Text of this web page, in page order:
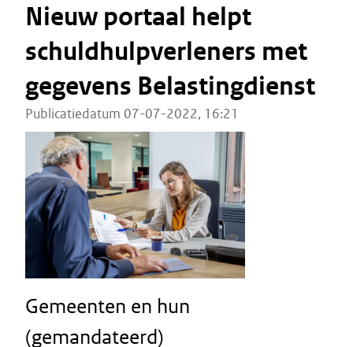
Nieuw portaal helpt
schuldhulpverleners met
gegevens Belastingdienst
Publicatiedatum 07-07-2022, 16:21
Gemeenten en hun
(gemandateerd)